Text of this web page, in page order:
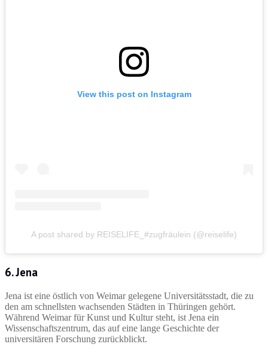
View this post on Instagram
A post shared by REISELIFE_#zugfräulein (@reiselife)
6. Jena
Jena ist eine östlich von Weimar gelegene Universitätsstadt, die zu
den am schnellsten wachsenden Städten in Thüringen gehört.
Während Weimar für Kunst und Kultur steht, ist Jena ein
Wissenschaftszentrum, das auf eine lange Geschichte der
universitären Forschung zurückblickt.